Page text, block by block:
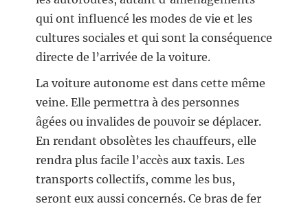
qui ont influencé les modes de vie et les
cultures sociales et qui sont la conséquence
directe de l’arrivée de la voiture.
La voiture autonome est dans cette même
veine. Elle permettra à des personnes
âgées ou invalides de pouvoir se déplacer.
En rendant obsolètes les chauffeurs, elle
rendra plus facile l’accès aux taxis. Les
transports collectifs, comme les bus,
seront eux aussi concernés. Ce bras de fer